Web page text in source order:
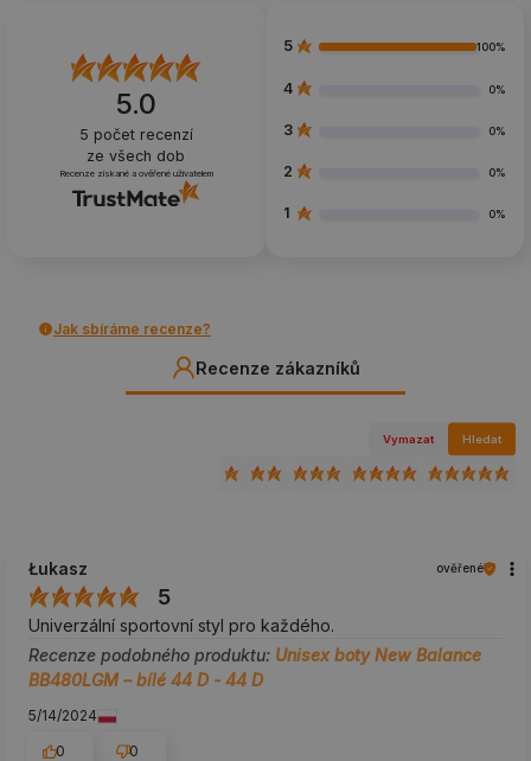
5.0
5 počet recenzí
ze všech dob
Recenze získané a ověřené uživatelem
5 100%
4 0%
3 0%
2 0%
1 0%
Jak sbíráme recenze?
Recenze zákazníků
Vymazat Hledat
Łukasz ověřené
5
Univerzální sportovní styl pro každého.
Recenze podobného produktu: Unisex boty New Balance
BB480LGM – bílé 44 D - 44 D
5/14/2024
0
0